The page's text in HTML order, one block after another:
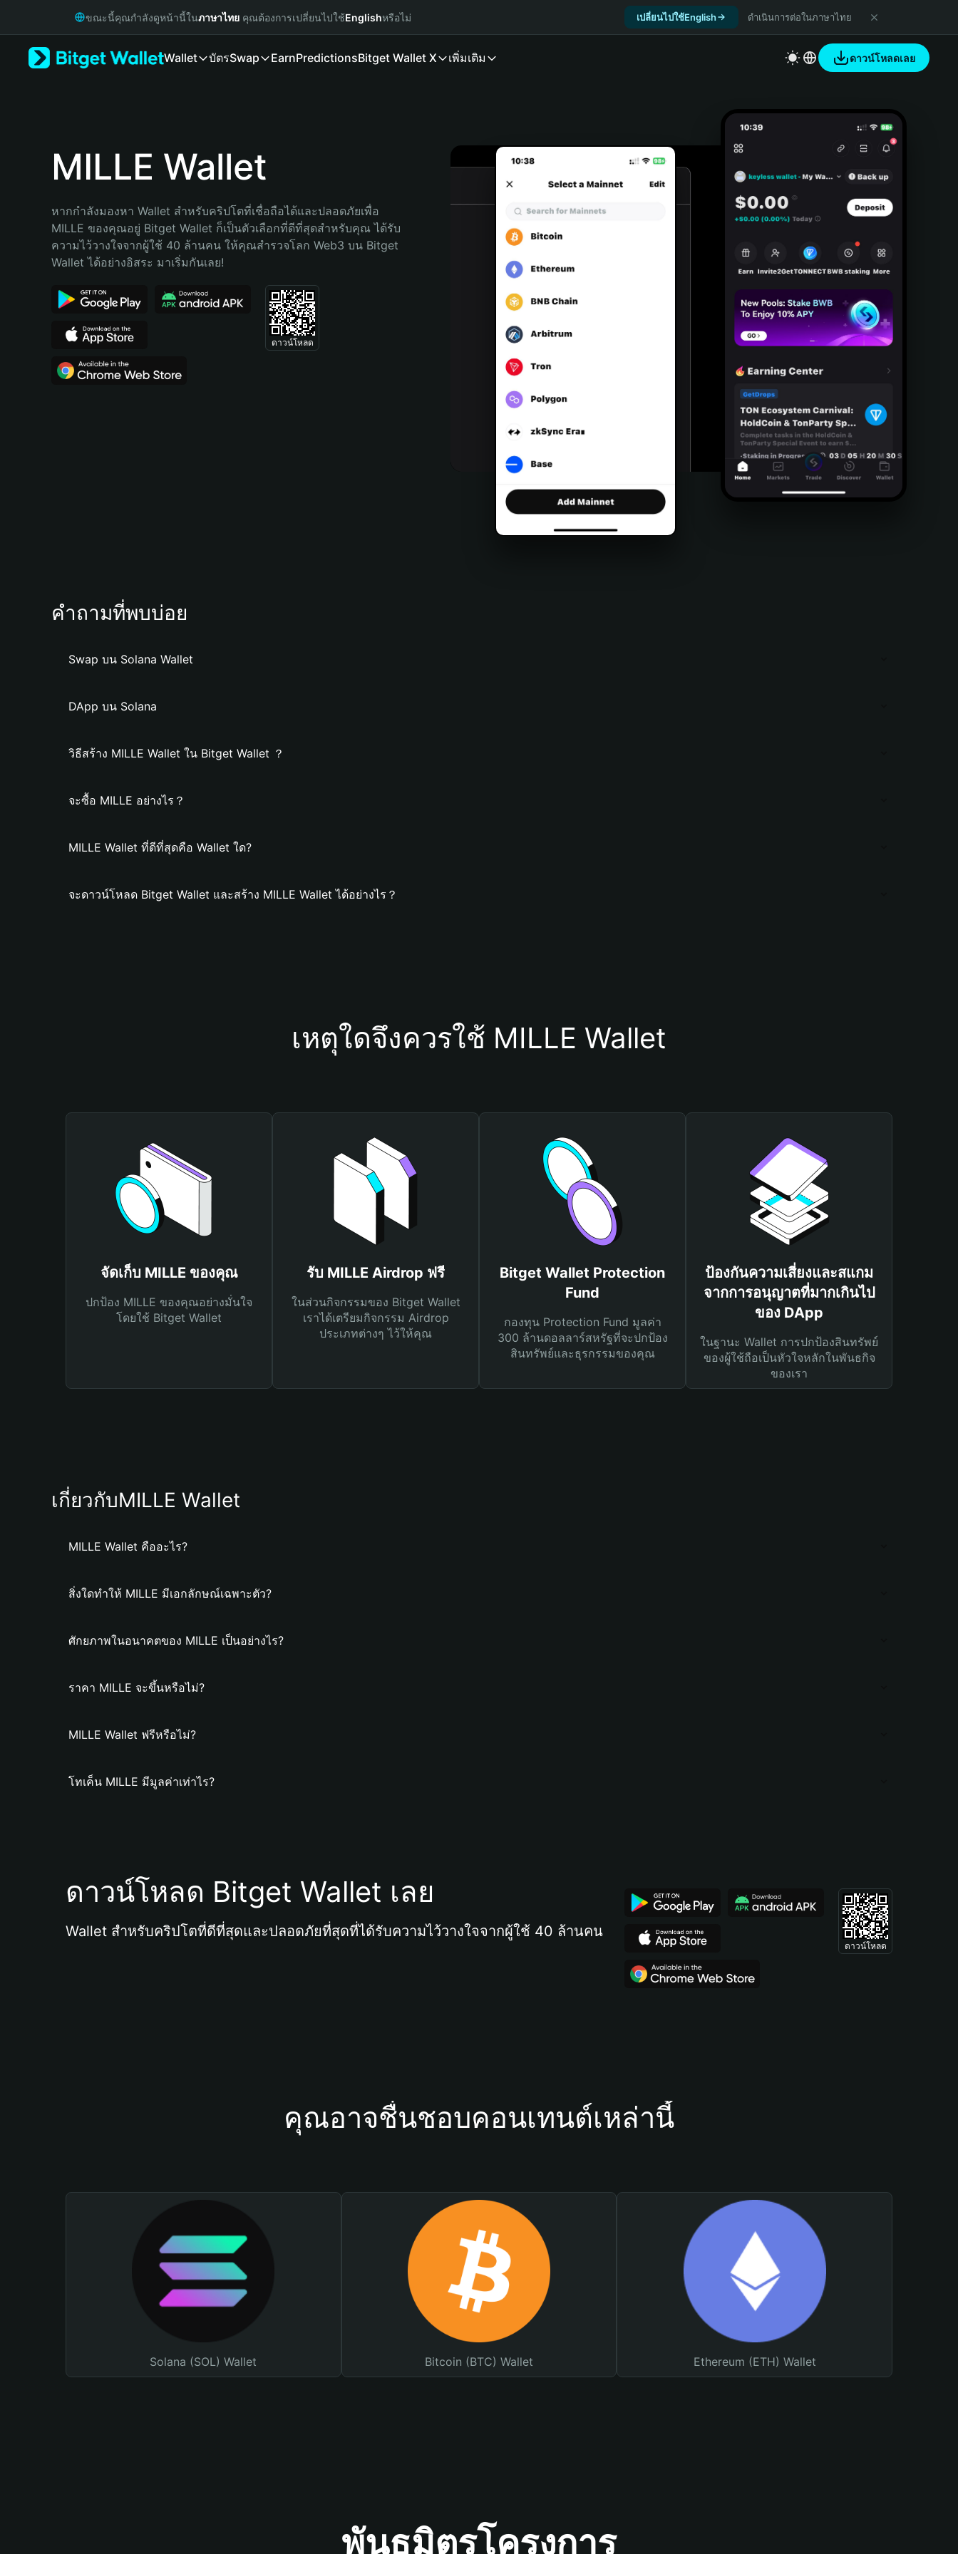
Русский
Bahasa Indonesia
Português (Brasil)
ขณะนี้คุณกำลังดูหน้านี้ในภาษาไทย คุณต้องการเปลี่ยนไปใช้Englishหรือไม่ เปลี่ยนไปใช้English ดำเนินการต่อในภาษาไทย
Wallet บัตรSwap EarnPredictionsBitget Wallet X เพิ่มเติม ดาวน์โหลดเลย
MILLE Wallet
หากกำลังมองหา Wallet สำหรับคริปโตที่เชื่อถือได้และปลอดภัยเพื่อ
MILLE ของคุณอยู่ Bitget Wallet ก็เป็นตัวเลือกที่ดีที่สุดสำหรับคุณ ได้รับ
ความไว้วางใจจากผู้ใช้ 40 ล้านคน ให้คุณสำรวจโลก Web3 บน Bitget
Wallet ได้อย่างอิสระ มาเริ่มกันเลย!
ดาวน์โหลด
คำถามที่พบบ่อย
Swap บน Solana Wallet
DApp บน Solana
วิธีสร้าง MILLE Wallet ใน Bitget Wallet ？
จะซื้อ MILLE อย่างไร？
MILLE Wallet ที่ดีที่สุดคือ Wallet ใด?
จะดาวน์โหลด Bitget Wallet และสร้าง MILLE Wallet ได้อย่างไร？
เหตุใดจึงควรใช้ MILLE Wallet
จัดเก็บ MILLE ของคุณ
ปกป้อง MILLE ของคุณอย่างมั่นใจ
โดยใช้ Bitget Wallet
รับ MILLE Airdrop ฟรี
ในส่วนกิจกรรมของ Bitget Wallet
เราได้เตรียมกิจกรรม Airdrop
ประเภทต่างๆ ไว้ให้คุณ
Bitget Wallet Protection
Fund
กองทุน Protection Fund มูลค่า
300 ล้านดอลลาร์สหรัฐที่จะปกป้อง
สินทรัพย์และธุรกรรมของคุณ
ป้องกันความเสี่ยงและสแกม
จากการอนุญาตที่มากเกินไป
ของ DApp
ในฐานะ Wallet การปกป้องสินทรัพย์
ของผู้ใช้ถือเป็นหัวใจหลักในพันธกิจ
ของเรา
เกี่ยวกับMILLE Wallet
MILLE Wallet คืออะไร?
สิ่งใดทำให้ MILLE มีเอกลักษณ์เฉพาะตัว?
ศักยภาพในอนาคตของ MILLE เป็นอย่างไร?
ราคา MILLE จะขึ้นหรือไม่?
MILLE Wallet ฟรีหรือไม่?
โทเค็น MILLE มีมูลค่าเท่าไร?
ดาวน์โหลด Bitget Wallet เลย
Wallet สำหรับคริปโตที่ดีที่สุดและปลอดภัยที่สุดที่ได้รับความไว้วางใจจากผู้ใช้ 40 ล้านคน
ดาวน์โหลด
คุณอาจชื่นชอบคอนเทนต์เหล่านี้
Solana (SOL) Wallet Bitcoin (BTC) Wallet Ethereum (ETH) Wallet
พันธมิตรโครงการ